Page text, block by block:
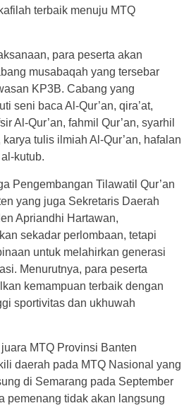
terbaik menuju MTQ
para peserta akan
musabaqah yang tersebar
KP3B. Cabang yang
seni baca Al-Qur’an, qira’at,
Al-Qur’an, fahmil Qur’an, syarhil
tulis ilmiah Al-Qur’an, hafalan
kutub.
Pengembangan Tilawatil Qur’an
yang juga Sekretaris Daerah
Apriandhi Hartawan,
sekadar perlombaan, tetapi
untuk melahirkan generasi
Menurutnya, para peserta
kemampuan terbaik dengan
sportivitas dan ukhuwah
MTQ Provinsi Banten
daerah pada MTQ Nasional yang
di Semarang pada September
pemenang tidak akan langsung